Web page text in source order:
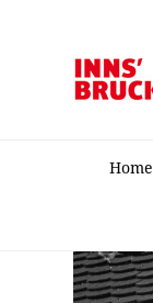
Home